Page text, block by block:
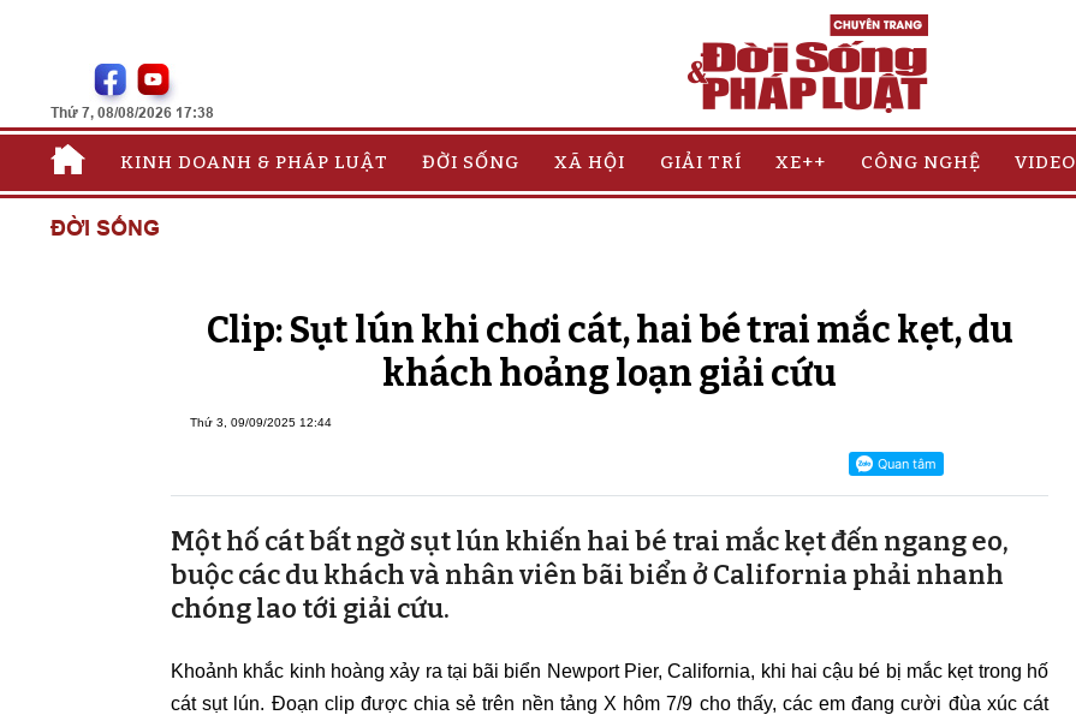
Thứ 7, 08/08/2026 17:38
KINH DOANH & PHÁP LUẬT ĐỜI SỐNG XÃ HỘI GIẢI TRÍ XE++ CÔNG NGHỆ VIDEO
ĐỜI SỐNG
Clip: Sụt lún khi chơi cát, hai bé trai mắc kẹt, du
khách hoảng loạn giải cứu
Thứ 3, 09/09/2025 12:44
Một hố cát bất ngờ sụt lún khiến hai bé trai mắc kẹt đến ngang eo,
buộc các du khách và nhân viên bãi biển ở California phải nhanh
chóng lao tới giải cứu.
Khoảnh khắc kinh hoàng xảy ra tại bãi biển Newport Pier, California, khi hai cậu bé bị mắc kẹt trong hố
cát sụt lún. Đoạn clip được chia sẻ trên nền tảng X hôm 7/9 cho thấy, các em đang cười đùa xúc cát